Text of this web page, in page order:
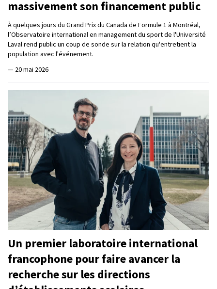
massivement son financement public
À quelques jours du Grand Prix du Canada de Formule 1 à Montréal,
l’Observatoire international en management du sport de l'Université
Laval rend public un coup de sonde sur la relation qu'entretient la
population avec l'événement.
— 20 mai 2026
Un premier laboratoire international
francophone pour faire avancer la
recherche sur les directions